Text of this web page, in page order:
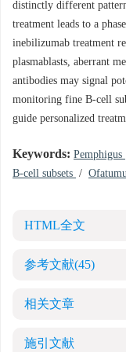
distinctly different
treatment leads to a
inebilizumab treatment
plasmablasts, aberrant
antibodies may signal
monitoring fine B-cell
guide personalized
Keywords: Pemphigus
B-cell subsets /
HTML全文
参考文献(45)
相关文章
施引文献